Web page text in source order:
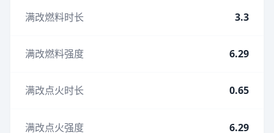
满改燃料时长 3.3
满改燃料强度 6.29
满改点火时长 0.65
满改点火强度 6.29